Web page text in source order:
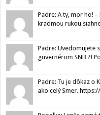
Padre: A ty, mor ho!
kradmou rukou
Padre: Uvedomujete
guvernérom SNB ?!
Padre: Tu je dôkaz o
ako celý Smer.